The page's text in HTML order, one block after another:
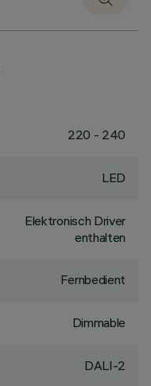
220 - 240
LED
Elektronisch Driver
enthalten
Fernbedient
Dimmable
DALI-2